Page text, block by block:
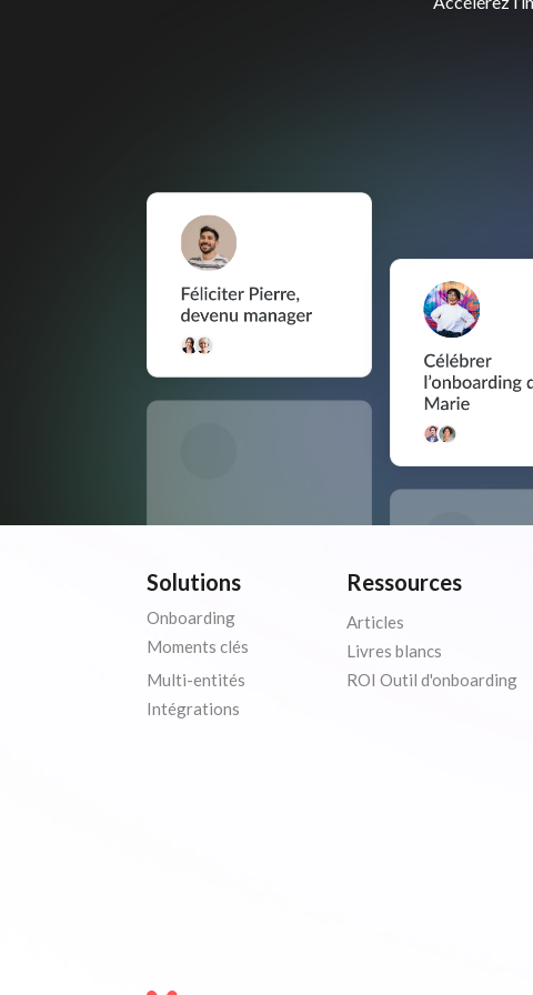
Solutions
Onboarding
Moments clés
Multi-entités
Intégrations
Ressources
Articles
Livres blancs
ROI Outil d'onboarding